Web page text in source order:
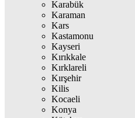
Karabük
Karaman
Kars
Kastamonu
Kayseri
Kırıkkale
Kırklareli
Kırşehir
Kilis
Kocaeli
Konya